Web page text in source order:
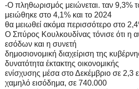
-Ο πληθωρισμός μειώνεται. ταν 9,3%
μειώθηκε στο 4,1% και το 2024
θα μειωθεί ακόμα περισσότερο στο
Ο Σπύρος Κουλκουδίνας τόνισε ότι η
εσόδων και η συνετή
δημοσιονομική διαχείριση της
δυνατότητα έκτακτης οικονομικής
ενίσχυσης μέσα στο Δεκέμβριο σε 2,3
χαμηλό εισόδημα, σε 740.000